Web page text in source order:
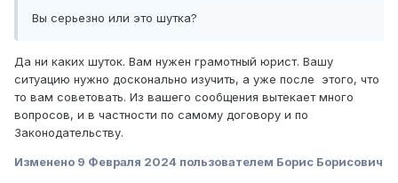
Вы серьезно или это шутка?
Да ни каких шуток. Вам нужен грамотный юрист. Вашу
ситуацию нужно досконально изучить, а уже после этого, что
то вам советовать. Из вашего сообщения вытекает много
вопросов, и в частности по самому договору и по
Законодательству.
Изменено 9 Февраля 2024 пользователем Борис Борисович